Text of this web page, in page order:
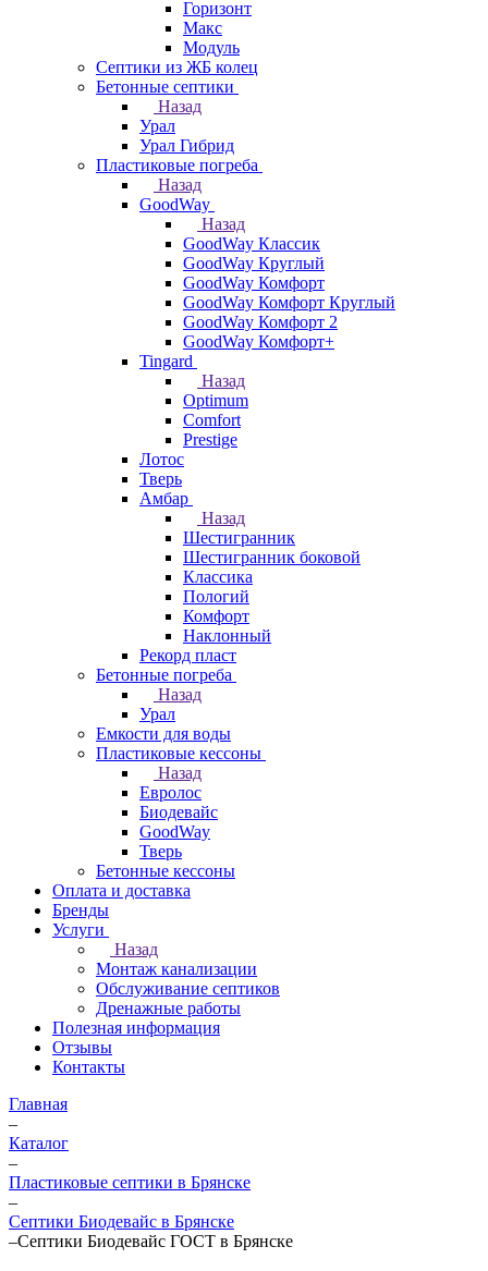
Горизонт
Макс
Модуль
Септики из ЖБ колец
Бетонные септики
Назад
Урал
Урал Гибрид
Пластиковые погреба
Назад
GoodWay
Назад
GoodWay Классик
GoodWay Круглый
GoodWay Комфорт
GoodWay Комфорт Круглый
GoodWay Комфорт 2
GoodWay Комфорт+
Tingard
Назад
Optimum
Comfort
Prestige
Лотос
Тверь
Амбар
Назад
Шестигранник
Шестигранник боковой
Классика
Пологий
Комфорт
Наклонный
Рекорд пласт
Бетонные погреба
Назад
Урал
Емкости для воды
Пластиковые кессоны
Назад
Евролос
Биодевайс
GoodWay
Тверь
Бетонные кессоны
Оплата и доставка
Бренды
Услуги
Назад
Монтаж канализации
Обслуживание септиков
Дренажные работы
Полезная информация
Отзывы
Контакты
Главная
–
Каталог
–
Пластиковые септики в Брянске
–
Септики Биодевайс в Брянске
–Септики Биодевайс ГОСТ в Брянске